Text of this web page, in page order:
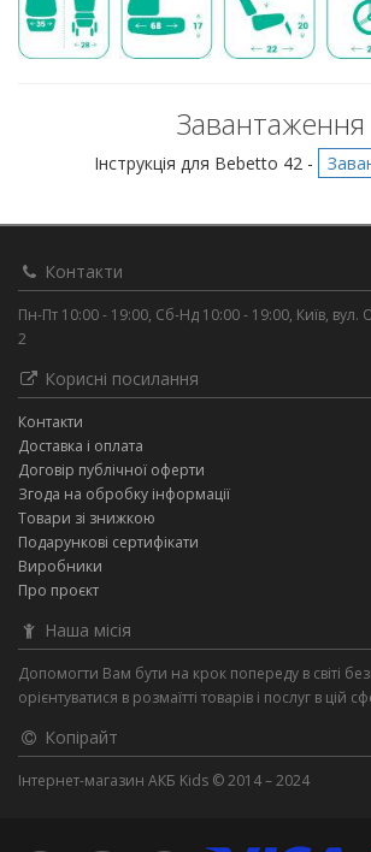
Завантаження
Інструкція для Bebetto 42 -
Контакти
Пн-Пт 10:00 - 19:00, Сб-Нд 10:00 - 19:00, Київ,
2
Корисні посилання
Контакти
Доставка і оплата
Договір публічної оферти
Згода на обробку інформації
Товари зі знижкою
Подарункові сертифікати
Виробники
Про проєкт
Наша місія
Допомогти Вам бути на крок попереду в світі
орієнтуватися в розмаїтті товарів і послуг в цій
Копірайт
Інтернет-магазин АКБ Kids © 2014 – 2024